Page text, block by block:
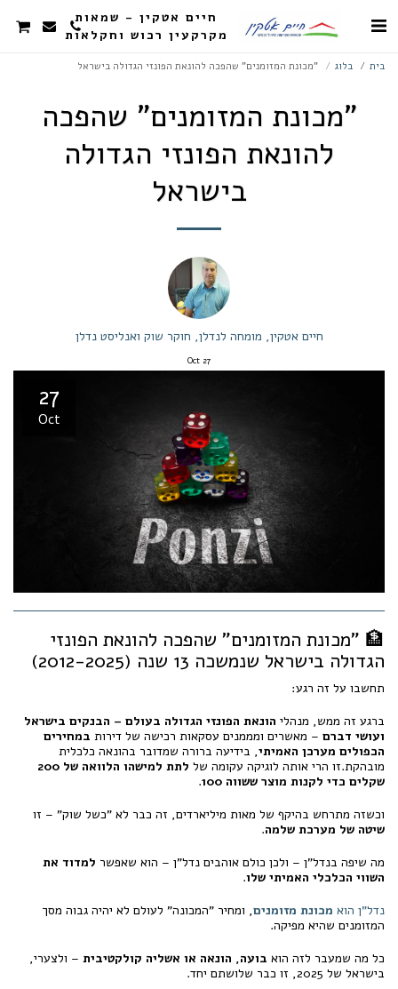
חיים אטקין - שמאות
מקרקעין רכוש וחקלאות
בית בלוג "מכונת המזומנים" שהפכה להונאת הפונזי הגדולה בישראל
"מכונת המזומנים" שהפכה
להונאת הפונזי הגדולה
בישראל
חיים אטקין, מומחה לנדלן, חוקר שוק ואנליסט נדלן
27
Oct
27
Oct
🏦 "מכונת המזומנים" שהפכה להונאת הפונזי
הגדולה בישראל שנמשכה 13 שנה (2012-2025)
תחשבו על זה רגע:
ברגע זה ממש, מנהלי הונאת הפונזי הגדולה בעולם – הבנקים בישראל
ועושי דברם – מאשרים ומממנים עסקאות רכישה של דירות במחירים
הכפולים מערכן האמיתי, בידיעה ברורה שמדובר בהונאה כלכלית
מובהקת.זו הרי אותה לוגיקה עקומה של
לתת למישהו הלוואה של 200
שקלים כדי לקנות מוצר ששווה 100
.
וכשזה מתרחש בהיקף של מאות מיליארדים, זה כבר לא "כשל שוק" – זו
שיטה של מערכת שלמה.
מה שיפה בנדל"ן – ולכן כולם אוהבים נדל"ן – הוא שאפשר למדוד את
השווי הכלכלי האמיתי שלו.
נדל"ן הוא מכונת מזומנים, ומחיר "המכונה" לעולם לא יהיה גבוה מסך
המזומנים שהיא מפיקה.
כל מה שמעבר לזה הוא בועה, הונאה או אשליה קולקטיבית – ולצערי,
בישראל של 2025, זו כבר שלושתם יחד.